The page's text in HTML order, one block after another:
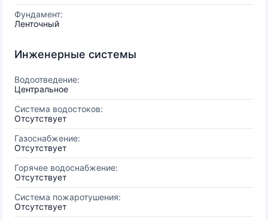
Фундамент:
Ленточный
Инженерные системы
Водоотведение:
Центральное
Система водостоков:
Отсутствует
Газоснабжение:
Отсутствует
Горячее водоснабжение:
Отсутствует
Система пожаротушения:
Отсутствует